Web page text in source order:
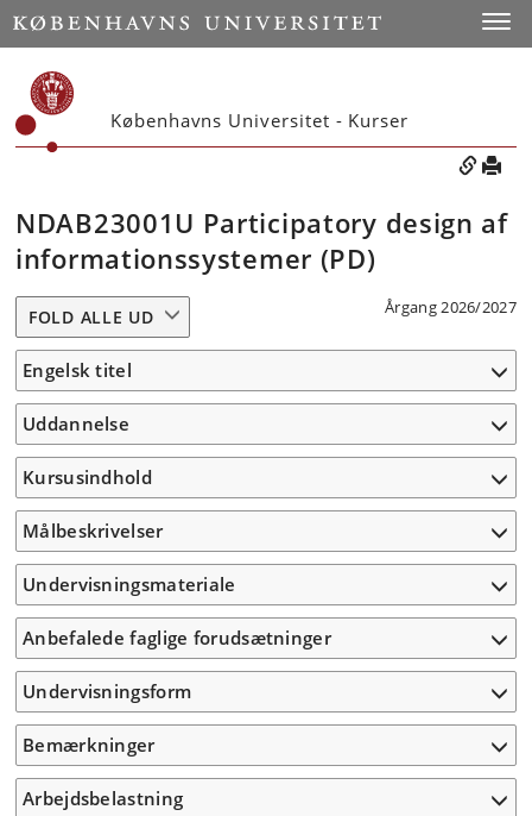
Københavns Universitet - Kurser
NDAB23001U Participatory design af
informationssystemer (PD)
Årgang 2026/2027
FOLD ALLE UD
Engelsk titel
Uddannelse
Kursusindhold
Målbeskrivelser
Undervisningsmateriale
Anbefalede faglige forudsætninger
Undervisningsform
Bemærkninger
Arbejdsbelastning